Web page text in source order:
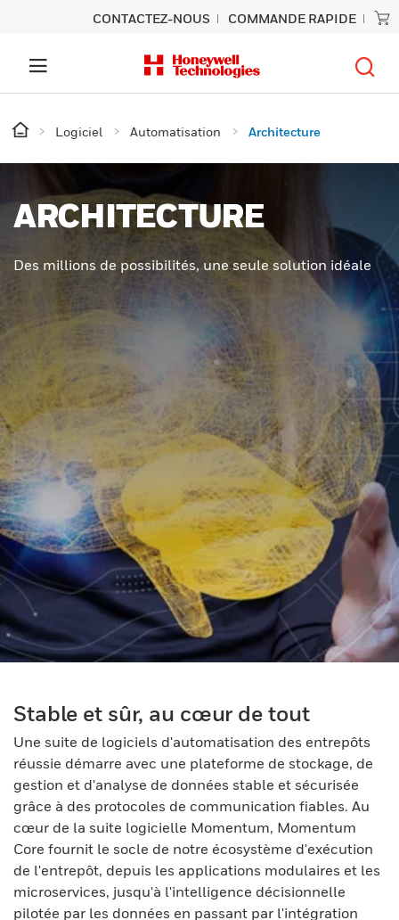
CONTACTEZ-NOUS COMMANDE RAPIDE
Logiciel Automatisation Architecture
ARCHITECTURE
Des millions de possibilités, une seule solution idéale
Stable et sûr, au cœur de tout
Une suite de logiciels d'automatisation des entrepôts
réussie démarre avec une plateforme de stockage, de
gestion et d'analyse de données stable et sécurisée
grâce à des protocoles de communication fiables. Au
cœur de la suite logicielle Momentum, Momentum
Core fournit le socle de notre écosystème d'exécution
de l'entrepôt, depuis les applications modulaires et les
microservices, jusqu'à l'intelligence décisionnelle
pilotée par les données en passant par l'intégration